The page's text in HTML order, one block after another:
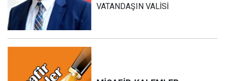
VATANDAŞIN VALİSİ